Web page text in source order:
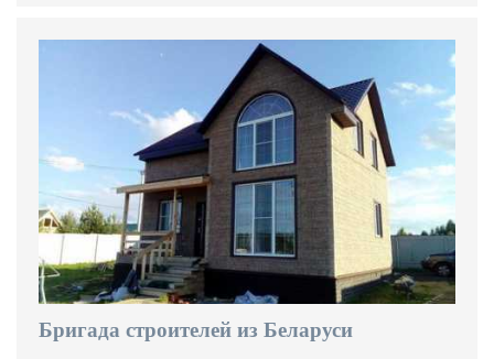
Бригада строителей из Беларуси